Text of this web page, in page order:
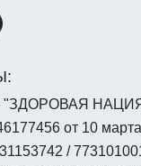
от 10
/